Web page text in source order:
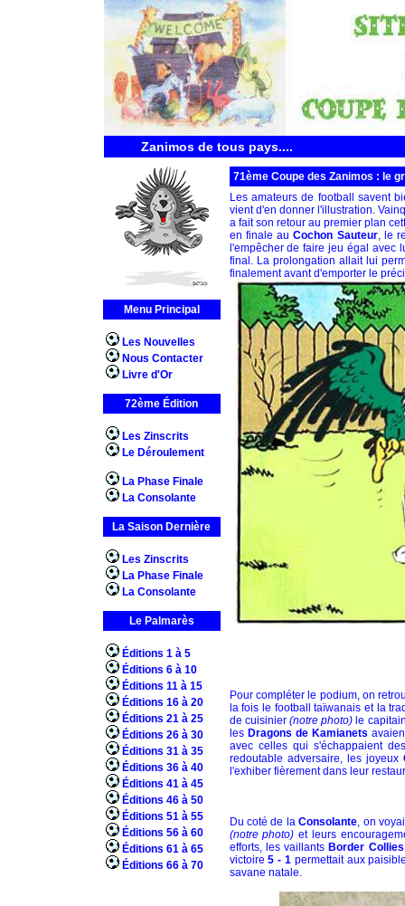
Zanimos de tous pays....
Menu Principal
Les Nouvelles
Nous Contacter
Livre d'Or
72ème Édition
Les Zinscrits
Le Déroulement
La Phase Finale
La Consolante
La Saison Dernière
Les Zinscrits
La Phase Finale
La Consolante
Le Palmarès
Éditions 1 à 5
Éditions 6 à 10
Éditions 11 à 15
Éditions 16 à 20
Éditions 21 à 25
Éditions 26 à 30
Éditions 31 à 35
Éditions 36 à 40
Éditions 41 à 45
Éditions 46 à 50
Éditions 51 à 55
Éditions 56 à 60
Éditions 61 à 65
Éditions 66 à 70
71ème Coupe des Zanimos : le
Les amateurs de football savent
vient d'en donner l'illustration.
a fait son retour au premier plan
en finale auCochon Sauteur, le
l'empêcher de faire jeu égal avec
final. La prolongation allait lui
finalement avant d'emporter le
Pour compléter le podium, on
la fois le football taïwanais et la
de cuisinier (notre photo) le
les Dragons de Kamianets
avec celles qui s'échappaient
redoutable adversaire, les joyeux
l'exhiber fièrement dans leur
Du coté de laConsolante, on
(notre photo) et leurs
efforts, les vaillants Border Collies
victoire5 - 1permettait aux
savane natale.